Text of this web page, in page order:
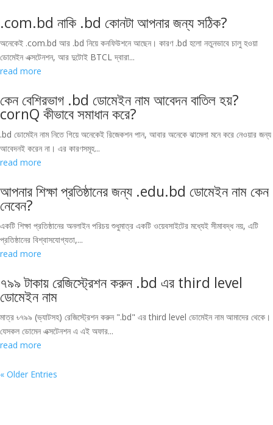
.com.bd নাকি .bd কোনটা আপনার জন্য সঠিক?
অনেকেই .com.bd আর .bd নিয়ে কনফিউশনে আছেন। কারণ .bd হলো নতুনভাবে চালু হওয়া
ডোমেইন এক্সটেনশন, আর দুটোই BTCL দ্বারা...
read more
কেন বেশিরভাগ .bd ডোমেইন নাম আবেদন বাতিল হয়?
cornQ কীভাবে সমাধান করে?
.bd ডোমেইন নাম নিতে গিয়ে অনেকেই রিজেকশন পান, আবার অনেকে ঝামেলা মনে করে নেওয়ার জন্য
আবেদনই করেন না। এর কারণসমূহ...
read more
আপনার শিক্ষা প্রতিষ্ঠানের জন্য .edu.bd ডোমেইন নাম কেন
নেবেন?
একটি শিক্ষা প্রতিষ্ঠানের অনলাইন পরিচয় শুধুমাত্র একটি ওয়েবসাইটের মধ্যেই সীমাবদ্ধ নয়, এটি
প্রতিষ্ঠানের বিশ্বাসযোগ্যতা,...
read more
৭৯৯ টাকায় রেজিস্ট্রেশন করুন .bd এর third level
ডোমেইন নাম
মাত্র ৳৭৯৯ (ভ্যাটসহ) রেজিস্ট্রেশন করুন ".bd" এর third level ডোমেইন নাম আমাদের থেকে।
যেসকল ডোমেন এক্সটেনশন এ এই অফার...
read more
« Older Entries